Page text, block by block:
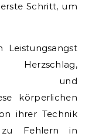
Schritt, um
Leistungsangst
und
körperlichen
ihrer Technik
Fehlern in